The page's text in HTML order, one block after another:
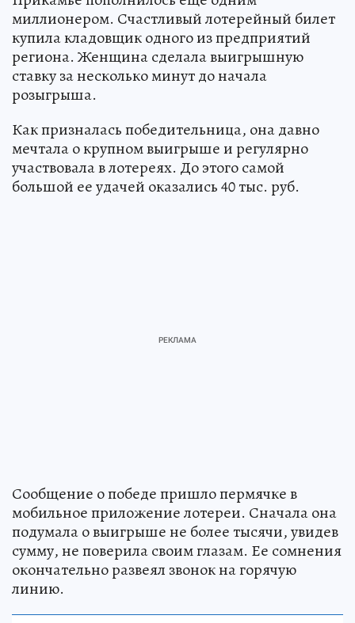
миллионером. Счастливый лотерейный билет
купила кладовщик одного из предприятий
региона. Женщина сделала выигрышную
ставку за несколько минут до начала
розыгрыша.
Как призналась победительница, она давно
мечтала о крупном выигрыше и регулярно
участвовала в лотереях. До этого самой
большой ее удачей оказались 40 тыс. руб.
Сообщение о победе пришло пермячке в
мобильное приложение лотереи. Сначала она
подумала о выигрыше не более тысячи, увидев
сумму, не поверила своим глазам. Ее сомнения
окончательно развеял звонок на горячую
линию.